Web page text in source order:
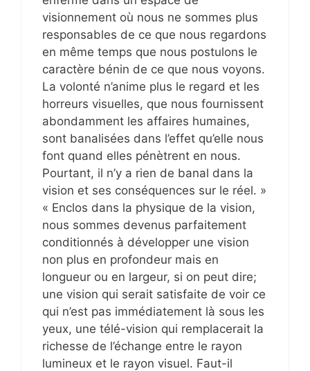
visionnement où nous ne sommes plus
responsables de ce que nous regardons
en même temps que nous postulons le
caractère bénin de ce que nous voyons.
La volonté n’anime plus le regard et les
horreurs visuelles, que nous fournissent
abondamment les affaires humaines,
sont banalisées dans l’effet qu’elle nous
font quand elles pénètrent en nous.
Pourtant, il n’y a rien de banal dans la
vision et ses conséquences sur le réel. »
« Enclos dans la physique de la vision,
nous sommes devenus parfaitement
conditionnés à développer une vision
non plus en profondeur mais en
longueur ou en largeur, si on peut dire;
une vision qui serait satisfaite de voir ce
qui n’est pas immédiatement là sous les
yeux, une télé-vision qui remplacerait la
richesse de l’échange entre le rayon
lumineux et le rayon visuel. Faut-il